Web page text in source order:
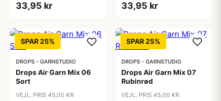
33,95 kr 33,95 kr
SPAR 25%
DROPS - GARNSTUDIO
Drops Air Garn Mix 06
Sort
VEJL. PRIS 45,00 KR
SPAR 25%
DROPS - GARNSTUDIO
Drops Air Garn Mix 07
Rubinrød
VEJL. PRIS 45,00 KR